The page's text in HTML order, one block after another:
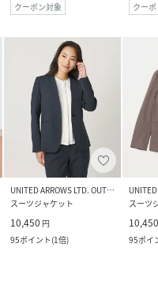
クーポン対象
クー
UNITED ARROWS LTD. OUTLET
スーツジャケット
10,450 円
95ポイント(1倍)
スーツ
10,450
95ポイ